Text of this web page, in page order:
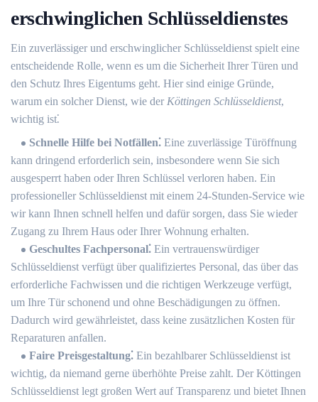
erschwinglichen Schlüsseldienstes
Ein zuverlässiger und erschwinglicher Schlüsseldienst spielt eine
entscheidende Rolle, wenn es um die Sicherheit Ihrer Türen und
den Schutz Ihres Eigentums geht.​ Hier sind einige Gründe,
warum ein solcher Dienst, wie der Köttingen Schlüsseldienst,
wichtig ist⁚
Schnelle Hilfe bei Notfällen⁚ Eine zuverlässige Türöffnung
kann dringend erforderlich sein, insbesondere wenn Sie sich
ausgesperrt haben oder Ihren Schlüssel verloren haben.​ Ein
professioneller Schlüsseldienst mit einem 24-Stunden-Service wie
wir kann Ihnen schnell helfen und dafür sorgen, dass Sie wieder
Zugang zu Ihrem Haus oder Ihrer Wohnung erhalten.​
Geschultes Fachpersonal⁚ Ein vertrauenswürdiger
Schlüsseldienst verfügt über qualifiziertes Personal, das über das
erforderliche Fachwissen und die richtigen Werkzeuge verfügt,
um Ihre Tür schonend und ohne Beschädigungen zu öffnen.​
Dadurch wird gewährleistet, dass keine zusätzlichen Kosten für
Reparaturen anfallen.​
Faire Preisgestaltung⁚ Ein bezahlbarer Schlüsseldienst ist
wichtig, da niemand gerne überhöhte Preise zahlt.​ Der Köttingen
Schlüsseldienst legt großen Wert auf Transparenz und bietet Ihnen